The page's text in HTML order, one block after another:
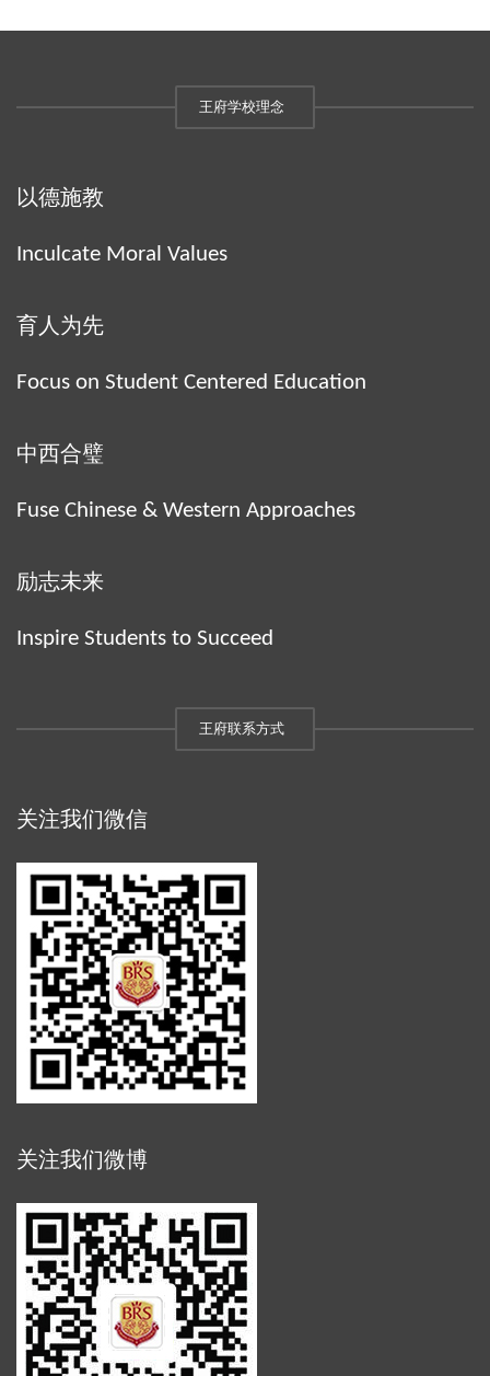
王府学校理念
以德施教
Inculcate Moral Values
育人为先
Focus on Student Centered Education
中西合璧
Fuse Chinese & Western Approaches
励志未来
Inspire Students to Succeed
王府联系方式
关注我们微信
关注我们微博